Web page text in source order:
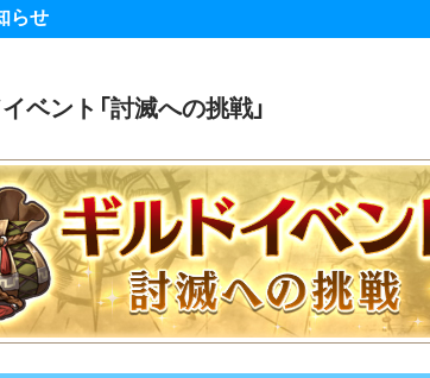
らせ
ベント「討滅への挑戦」